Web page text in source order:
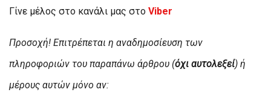
Γίνε μέλος στο κανάλι μας στο Viber
Προσοχή! Επιτρέπεται η αναδημοσίευση των
πληροφοριών του παραπάνω άρθρου (όχι αυτολεξεί) ή
μέρους αυτών μόνο αν: